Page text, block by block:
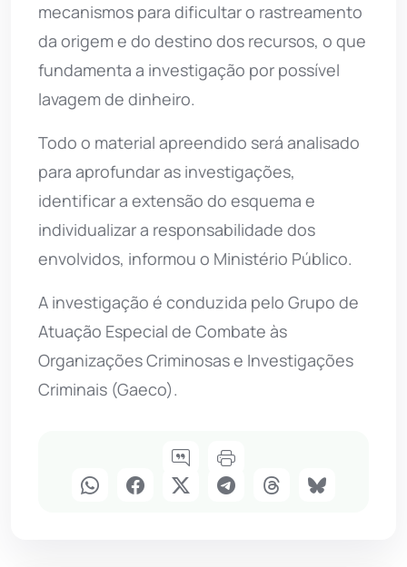
mecanismos para dificultar o rastreamento
da origem e do destino dos recursos, o que
fundamenta a investigação por possível
lavagem de dinheiro.
Todo o material apreendido será analisado
para aprofundar as investigações,
identificar a extensão do esquema e
individualizar a responsabilidade dos
envolvidos, informou o Ministério Público.
A investigação é conduzida pelo Grupo de
Atuação Especial de Combate às
Organizações Criminosas e Investigações
Criminais (Gaeco).